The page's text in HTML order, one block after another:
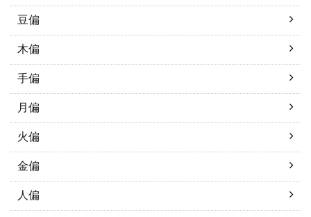
豆偏
木偏
手偏
月偏
火偏
金偏
人偏